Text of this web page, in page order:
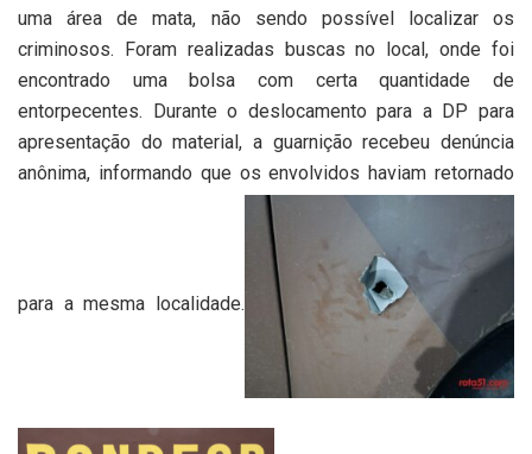
uma área de mata, não sendo possível localizar os
criminosos. Foram realizadas buscas no local, onde foi
encontrado uma bolsa com certa quantidade de
entorpecentes. Durante o deslocamento para a DP para
apresentação do material, a guarnição recebeu denúncia
anônima, informando que os envolvidos haviam retornado
para a mesma localidade.